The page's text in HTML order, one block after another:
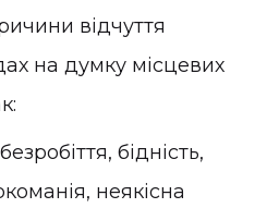
відчуття
на думку місцевих
бідність,
неякісна